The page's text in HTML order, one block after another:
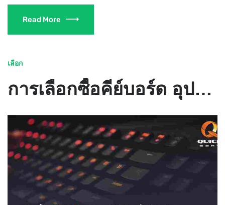
Read More
เลือก
การเลือกซื้อคีย์บอร์ด อุปกรณ์สำคัญที่เหมือนง่าย และหลาย ๆ คนมองข้าม